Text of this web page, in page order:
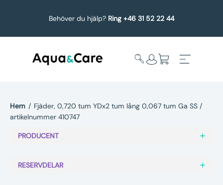
Behöver du hjälp? Ring +46 31 52 22 44
Hem / Fjäder, 0,720 tum YDx2 tum lång 0,067 tum Ga SS /
artikelnummer 410747
PRODUCENT
RESERVDELAR